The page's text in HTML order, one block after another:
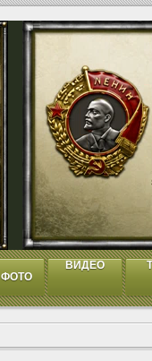
ФОТО
ВИДЕО